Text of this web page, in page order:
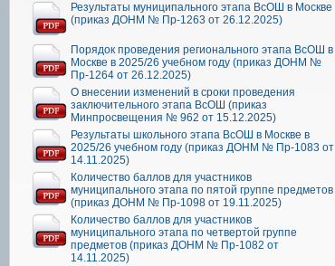
Результаты муниципального этапа ВсОШ в Москве
(приказ ДОНМ № Пр-1263 от 26.12.2025)
Порядок проведения регионального этапа ВсОШ в
Москве в 2025/26 учебном году (приказ ДОНМ №
Пр-1264 от 26.12.2025)
О внесении изменений в сроки проведения
заключительного этапа ВсОШ (приказ
Минпросвещения № 962 от 15.12.2025)
Результаты школьного этапа ВсОШ в Москве в
2025/26 учебном году (приказ ДОНМ № Пр-1083 от
14.11.2025)
Количество баллов для участников
муниципального этапа по пятой группе предметов
(приказ ДОНМ № Пр-1098 от 19.11.2025)
Количество баллов для участников
муниципального этапа по четвертой группе
предметов (приказ ДОНМ № Пр-1082 от
14.11.2025)